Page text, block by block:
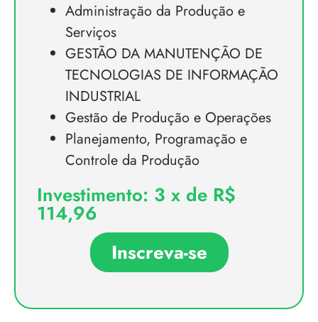
Administração da Produção e
Serviços
GESTÃO DA MANUTENÇÃO DE
TECNOLOGIAS DE INFORMAÇÃO
INDUSTRIAL
Gestão de Produção e Operações
Planejamento, Programação e
Controle da Produção
Investimento: 3 x de R$
114,96
Inscreva-se